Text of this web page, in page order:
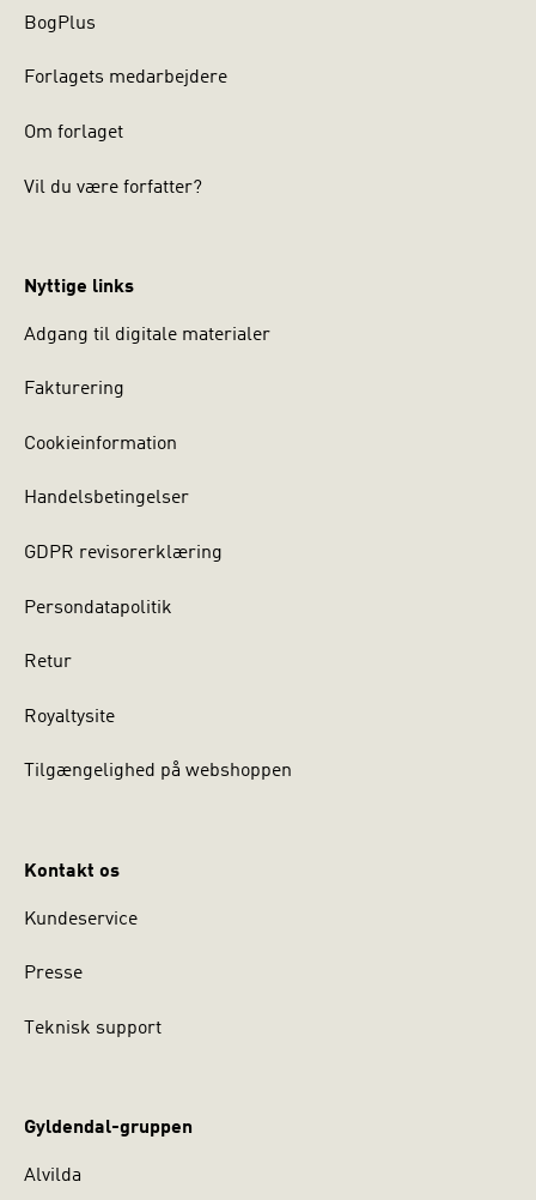
BogPlus
Forlagets medarbejdere
Om forlaget
Vil du være forfatter?
Nyttige links
Adgang til digitale materialer
Fakturering
Cookieinformation
Handelsbetingelser
GDPR revisorerklæring
Persondatapolitik
Retur
Royaltysite
Tilgængelighed på webshoppen
Kontakt os
Kundeservice
Presse
Teknisk support
Gyldendal-gruppen
Alvilda